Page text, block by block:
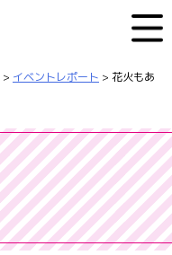
> イベントレポート > 花火もあ